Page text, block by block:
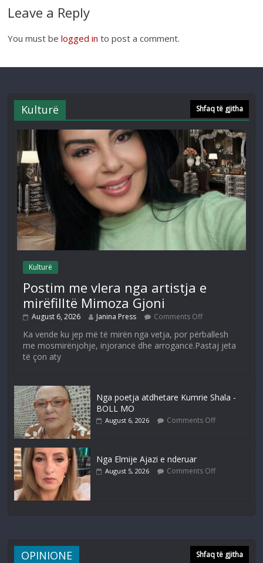
Leave a Reply
You must belogged in to post a comment.
Kulturë Shfaq të gjitha
Kulturë
Postim me vlera nga artistja e
mirëfilltë Mimoza Gjoni
August 6, 2026 Janina Press Comments Off
Ka vende ku jep më të mirën nga vetja, por përballesh
me mosmirënjohje, injorancë dhe arrogancë.Pastaj jeta
të çon aty
Nga poetja atdhetare Kumrie Shala -
BOLL MO
August 6, 2026 Comments Off
Nga Elmije Ajazi e nderuar
August 5, 2026 Comments Off
OPINIONE Shfaq të gjitha